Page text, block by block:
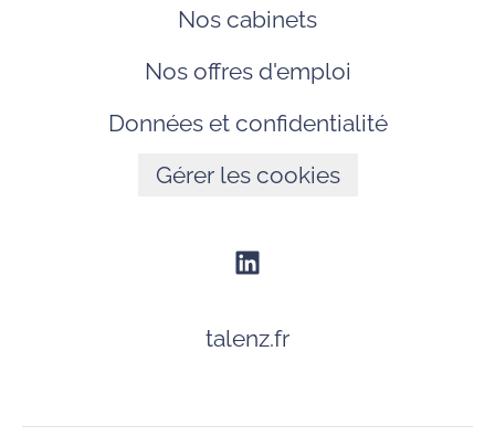
Nos cabinets
Nos offres d'emploi
Données et confidentialité
Gérer les cookies
talenz.fr